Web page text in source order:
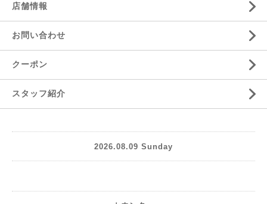
店舗情報
お問い合わせ
クーポン
スタッフ紹介
2026.08.09 Sunday